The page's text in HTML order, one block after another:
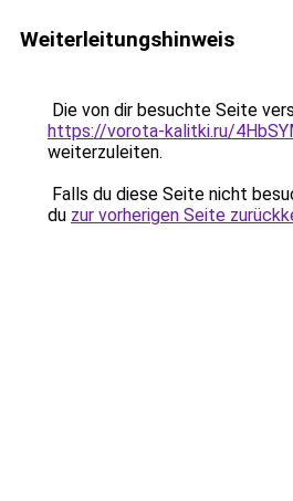
Weiterleitungshinweis
Die von dir besuchte Seite
https://vorota-kalitki.ru/
weiterzuleiten.
Falls du diese Seite nicht
du zur vorherigen Seite